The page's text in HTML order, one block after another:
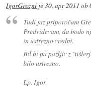
IgorGrozni je30. apr 2011 ob
Tudi jaz priporočam
Predvidevam, da bodo
in ustrezno vredni.
Bil bi pa pazljiv z
bilo ustrezno.
Lp. Igor